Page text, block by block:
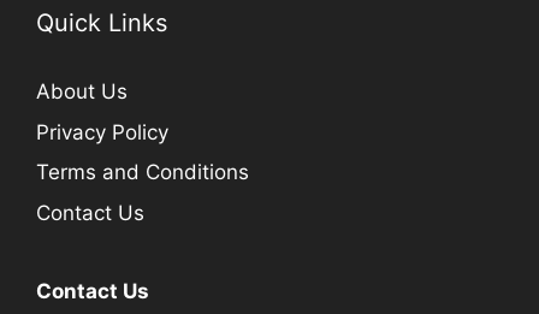
Quick Links
About Us
Privacy Policy
Terms and Conditions
Contact Us
Contact Us